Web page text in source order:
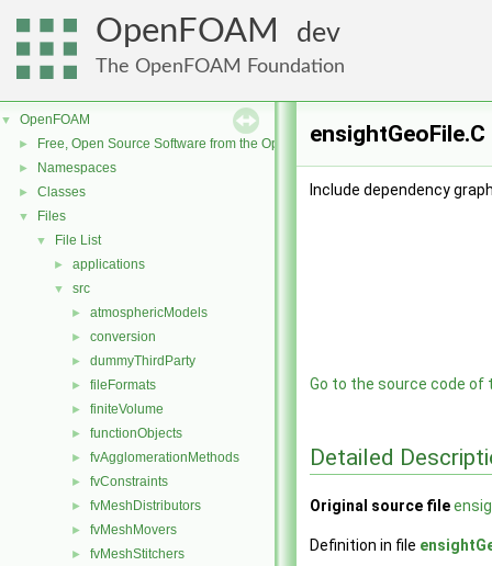
OpenFOAM dev
The OpenFOAM Foundation
▼ OpenFOAM
► Free, Open Source Software from the OpenFOAM Foundation
► Namespaces
► Classes
▼ Files
▼ File List
► applications
▼ src
► atmosphericModels
► conversion
► dummyThirdParty
► fileFormats
► finiteVolume
► functionObjects
► fvAgglomerationMethods
► fvConstraints
► fvMeshDistributors
► fvMeshMovers
► fvMeshStitchers
Include dependency
Go to the source code of
Detailed
Original source file
Definition in file